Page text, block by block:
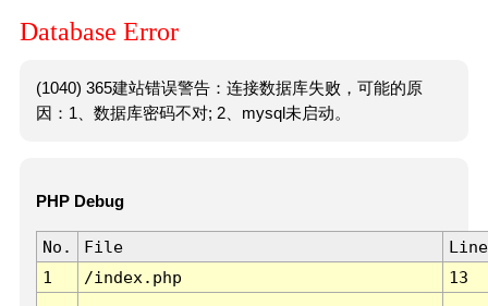
Database Error
(1040) 365建站错误警告：连接数据库失败，可能的原
因：1、数据库密码不对; 2、mysql未启动。
PHP Debug
No. File
Line
1
/index.php 13